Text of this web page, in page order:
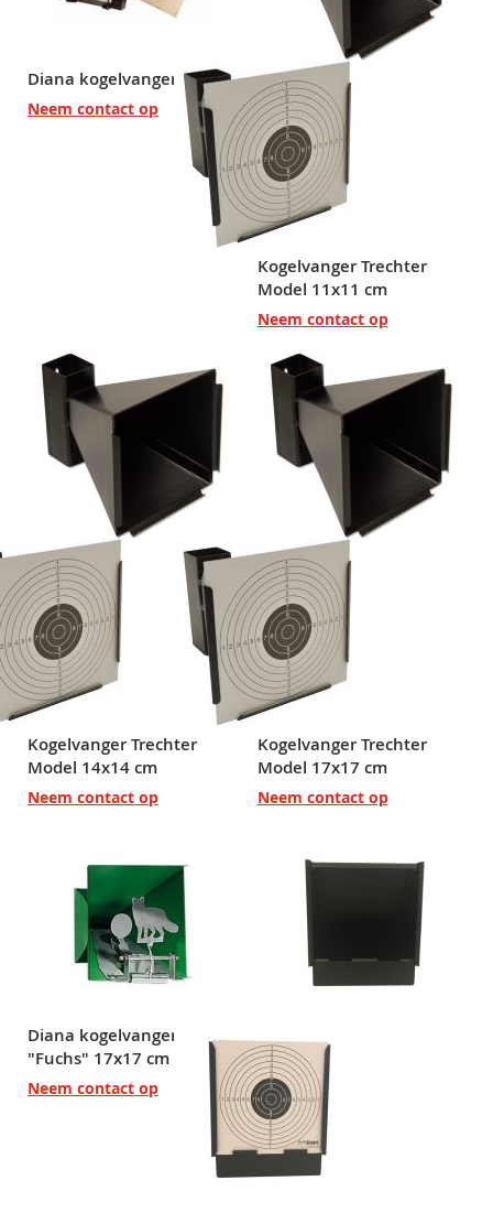
Diana kogelvanger
Neem contact op
Kogelvanger Trechter
Model 11x11 cm
Neem contact op
Kogelvanger Trechter
Model 14x14 cm
Neem contact op
Kogelvanger Trechter
Model 17x17 cm
Neem contact op
Diana kogelvanger
"Fuchs" 17x17 cm
Neem contact op